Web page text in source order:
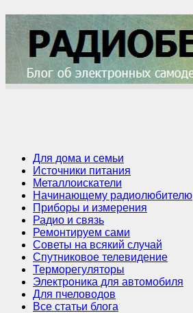
Для дома и семьи
Источники питания
Металлоискатели
Начинающему радиолюбителю
Приборы и измерения
Радио и связь
Ремонтируем сами
Советы на всякий случай
Спутниковое телевидение
Терморегуляторы
Электроника для автомобиля
Для пчеловодов
Все статьи блога